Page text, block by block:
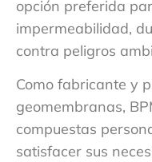
opción preferida
impermeabilidad,
contra peligros
Como fabricante y
geomembranas,
compuestas
satisfacer sus